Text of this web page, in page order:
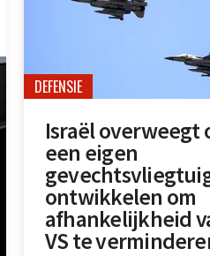
DEFENSIE
Israël overweegt
een eigen
ontwikkelen om
afhankelijkheid
VS te